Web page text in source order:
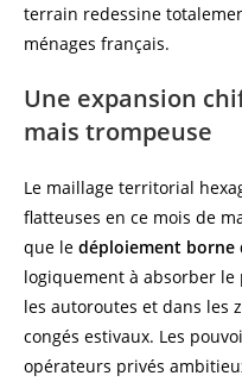
terrain redessine
ménages français.
Une expansion
mais trompeuse
Le maillage territorial
flatteuses en ce mois de
que le déploiement borne
logiquement à absorber
les autoroutes et dans les
congés estivaux. Les
opérateurs privés